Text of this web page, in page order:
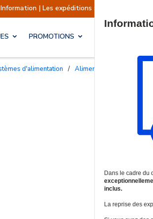
expéditions sont actuellement suspendues
PROMOTIONS
d'alimentation / Alimentations